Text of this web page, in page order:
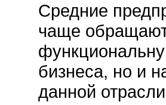
Средние
чаще
бизнеса, но и
данной